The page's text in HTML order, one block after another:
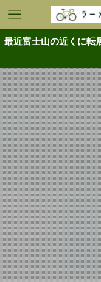
最近富士山の近くに転